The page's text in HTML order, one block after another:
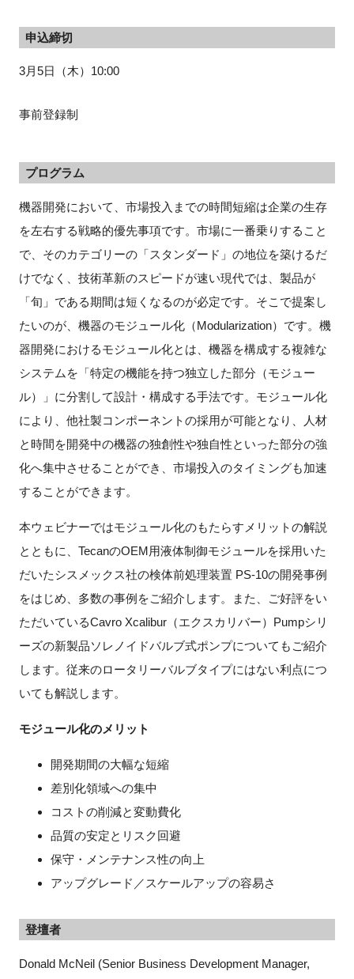
申込締切
3月5日（木）10:00
事前登録制
プログラム
機器開発において、市場投入までの時間短縮は企業の生存
を左右する戦略的優先事項です。市場に一番乗りすること
で、そのカテゴリーの「スタンダード」の地位を築けるだ
けでなく、技術革新のスピードが速い現代では、製品が
「旬」である期間は短くなるのが必定です。そこで提案し
たいのが、機器のモジュール化（Modularization）です。機
器開発におけるモジュール化とは、機器を構成する複雑な
システムを「特定の機能を持つ独立した部分（モジュー
ル）」に分割して設計・構成する手法です。モジュール化
により、他社製コンポーネントの採用が可能となり、人材
と時間を開発中の機器の独創性や独自性といった部分の強
化へ集中させることができ、市場投入のタイミングも加速
することができます。
本ウェビナーではモジュール化のもたらすメリットの解説
とともに、TecanのOEM用液体制御モジュールを採用いた
だいたシスメックス社の検体前処理装置 PS-10の開発事例
をはじめ、多数の事例をご紹介します。また、ご好評をい
ただいているCavro Xcalibur（エクスカリバー）Pumpシリ
ーズの新製品ソレノイドバルブ式ポンプについてもご紹介
します。従来のロータリーバルブタイプにはない利点につ
いても解説します。
モジュール化のメリット
開発期間の大幅な短縮
差別化領域への集中
コストの削減と変動費化
品質の安定とリスク回避
保守・メンテナンス性の向上
アップグレード／スケールアップの容易さ
登壇者
Donald McNeil (Senior Business Development Manager,